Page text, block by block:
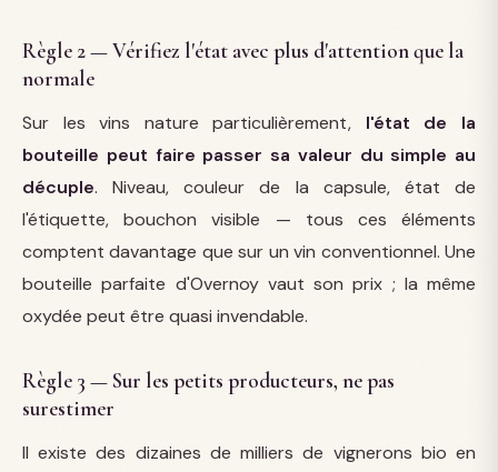
Règle 2 — Vérifiez l'état avec plus d'attention que la
normale
Sur les vins nature particulièrement, l'état de la
bouteille peut faire passer sa valeur du simple au
décuple. Niveau, couleur de la capsule, état de
l'étiquette, bouchon visible — tous ces éléments
comptent davantage que sur un vin conventionnel. Une
bouteille parfaite d'Overnoy vaut son prix ; la même
oxydée peut être quasi invendable.
Règle 3 — Sur les petits producteurs, ne pas
surestimer
Il existe des dizaines de milliers de vignerons bio en